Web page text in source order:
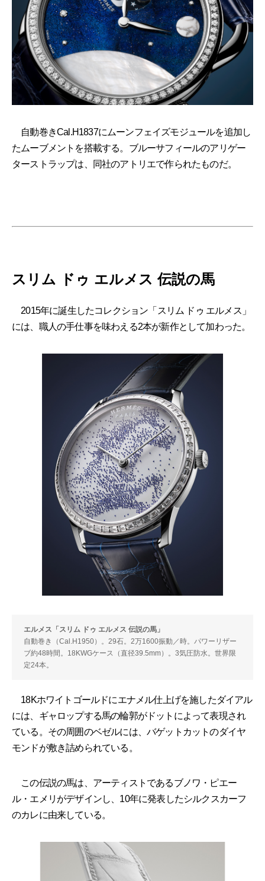
自動巻きCal.H1837にムーンフェイズモジュールを追加し
たムーブメントを搭載する。ブルーサフィールのアリゲー
ターストラップは、同社のアトリエで作られたものだ。
スリム ドゥ エルメス 伝説の馬
2015年に誕生したコレクション「スリム ドゥ エルメス」
には、職人の手仕事を味わえる2本が新作として加わった。
エルメス「スリム ドゥ エルメス 伝説の馬」
自動巻き（Cal.H1950）。29石。2万1600振動／時。パワーリザー
ブ約48時間。18KWGケース（直径39.5mm）。3気圧防水。世界限
定24本。
18Kホワイトゴールドにエナメル仕上げを施したダイアル
には、ギャロップする馬の輪郭がドットによって表現され
ている。その周囲のベゼルには、バゲットカットのダイヤ
モンドが敷き詰められている。
この伝説の馬は、アーティストであるブノワ・ピエー
ル・エメリがデザインし、10年に発表したシルクスカーフ
のカレに由来している。